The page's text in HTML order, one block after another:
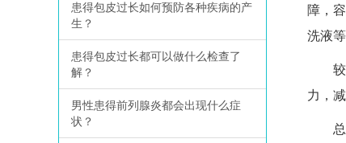
患得包皮过长如何预防各种疾病的产
生？
患得包皮过长都可以做什么检查了
解？
男性患得前列腺炎都会出现什么症
状？
障，
洗液
较后
力，
总之